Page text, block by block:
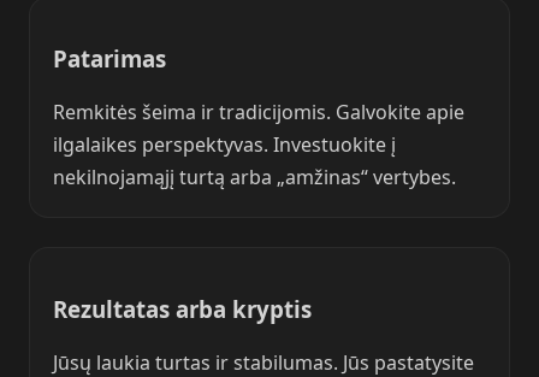
Patarimas
Remkitės šeima ir tradicijomis. Galvokite apie
ilgalaikes perspektyvas. Investuokite į
nekilnojamąjį turtą arba „amžinas“ vertybes.
Rezultatas arba kryptis
Jūsų laukia turtas ir stabilumas. Jūs pastatysite